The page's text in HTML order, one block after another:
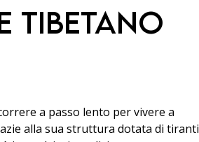
tibetano
a passo lento per vivere a
alla sua struttura dotata di tiranti